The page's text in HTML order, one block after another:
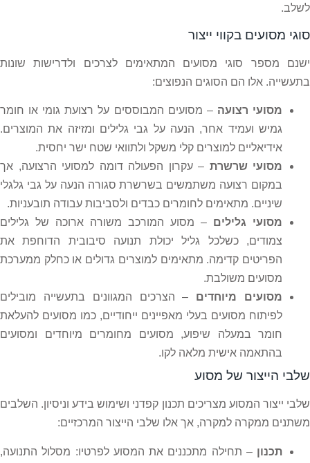
לשלב.
סוגי מסועים בקווי ייצור
ישנם מספר סוגי מסועים המתאימים לצרכים ולדרישות שונות
בתעשייה. אלו הם הסוגים הנפוצים:
מסועי רצועה – מסועים המבוססים על רצועת גומי או חומר
גמיש ועמיד אחר, הנעה על גבי גלילים ומזיזה את המוצרים.
אידיאליים למוצרים קלי משקל ולתוואי שטח ישר יחסית.
מסועי שרשרת – עקרון הפעולה דומה למסועי הרצועה, אך
במקום רצועה משתמשים בשרשרת סגורה הנעה על גבי גלגלי
שיניים. מתאימים לחומרים כבדים ולסביבות עבודה תובעניות.
מסועי גלילים – מסוע המורכב משורה ארוכה של גלילים
צמודים, כשלכל גליל יכולת תנועה סיבובית הדוחפת את
הפריטים קדימה. מתאימים למוצרים גדולים או כחלק ממערכת
מסועים משולבת.
מסועים מיוחדים – הצרכים המגוונים בתעשייה מובילים
לפיתוח מסועים בעלי מאפיינים ייחודיים, כמו מסועים להעלאת
חומר במעלה שיפוע, מסועים מחומרים מיוחדים ומסועים
בהתאמה אישית מלאה לקו.
שלבי הייצור של מסוע
שלבי ייצור המסוע מצריכים תכנון קפדני ושימוש בידע וניסיון. השלבים
משתנים ממקרה למקרה, אך אלו שלבי הייצור המרכזיים:
תכנון – תחילה מתכננים את המסוע לפרטיו: מסלול התנועה,